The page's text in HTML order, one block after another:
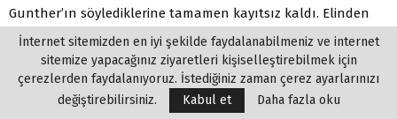
Gunther’ın söylediklerine tamamen kayıtsız kaldı. Elinden
gelen tek şey, bu yakışıklı adamın pistte ceketinin altındaki
geniş omuzları ve ağır, kendinden emin, yavaş yürüyüşüyle
vahşi bir aslan gibi ilerlemesini izlemekti.
İnternet sitemizden en iyi şekilde faydalanabilmeniz ve internet
sitemize yapacağınız ziyaretleri kişiselleştirebilmek için
çerezlerden faydalanıyoruz. İstediğiniz zaman çerez ayarlarınızı
değiştirebilirsiniz.
Kabul et Daha fazla oku